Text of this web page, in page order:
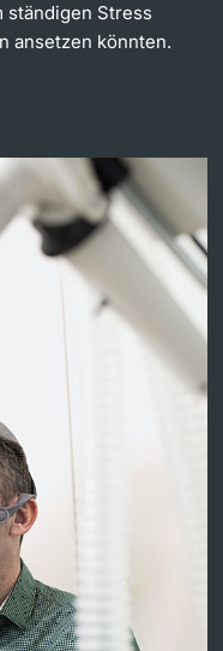
ständigen Stress
ansetzen könnten.